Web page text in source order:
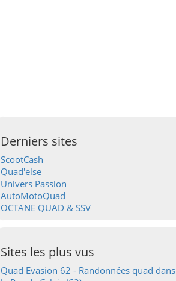
Derniers sites
ScootCash
Quad'else
Univers Passion
AutoMotoQuad
OCTANE QUAD & SSV
Sites les plus vus
Quad Evasion 62 - Randonnées quad dans